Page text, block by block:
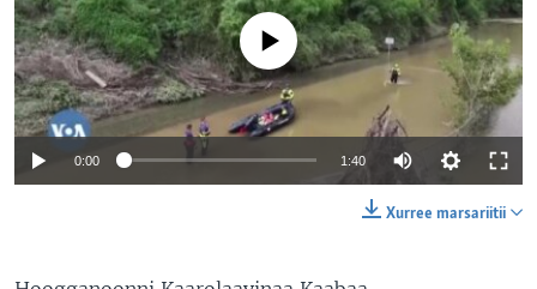
No media source currently available
0:00 1:40
Xurree marsariitii